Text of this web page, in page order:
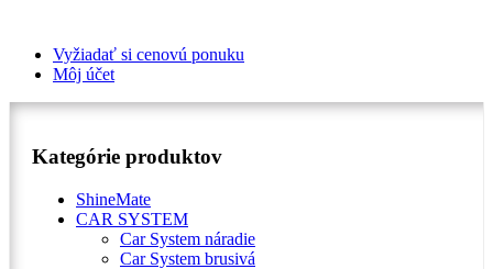
Vyžiadať si cenovú ponuku
Môj účet
Kategórie produktov
ShineMate
CAR SYSTEM
Car System náradie
Car System brusivá